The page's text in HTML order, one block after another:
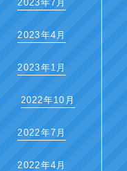
2023年7月
2023年4月
2023年1月
2022年10月
2022年7月
2022年4月